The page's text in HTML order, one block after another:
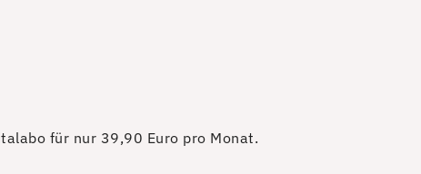
für nur 39,90 Euro pro Monat.